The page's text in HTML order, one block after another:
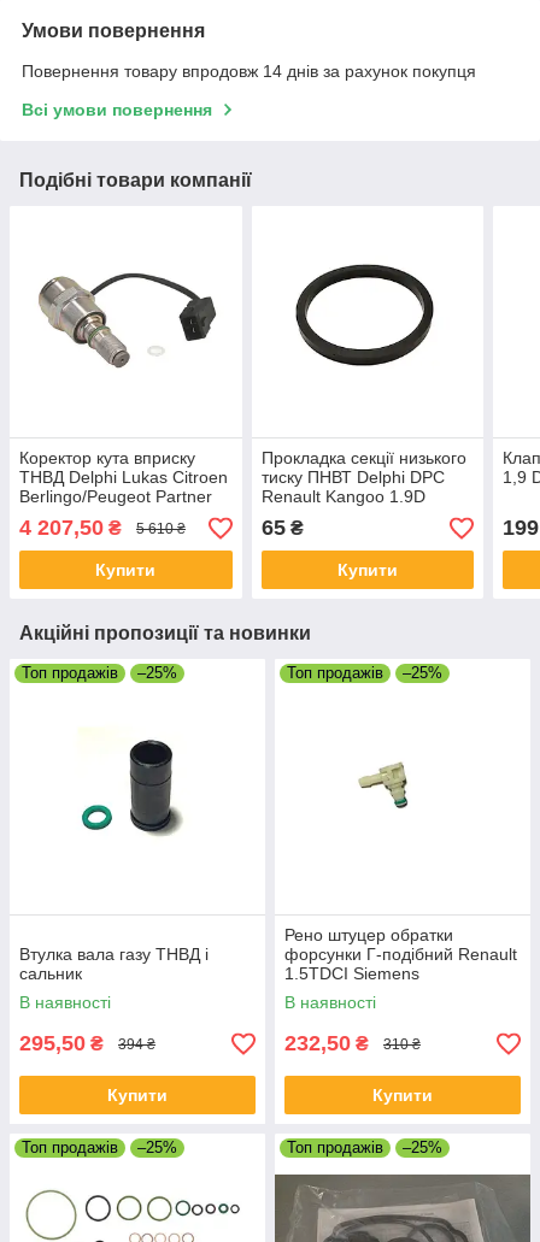
Умови повернення
Повернення товару впродовж 14 днів за рахунок покупця
Всі умови повернення
Подібні товари компанії
Коректор кута вприску
ТНВД Delphi Lukas Citroen
Berlingo/Peugeot Partner
1.9D DW8 з фішкою
4 207,50 ₴ 5 610 ₴
Купити
Прокладка секції низького
тиску ПНВТ Delphi DPC
Renault Kangoo 1.9D
65₴
Купити
1,9
199
Акційні пропозиції та новинки
Топ продажів –25%
Втулка вала газу ТНВД і
сальник
В наявності
295,50 ₴ 394 ₴
Купити
Топ продажів –25%
Рено штуцер обратки
форсунки Г-подібний Renault
1.5TDCI Siemens
В наявності
232,50 ₴ 310 ₴
Купити
Топ продажів –25% Топ продажів –25%